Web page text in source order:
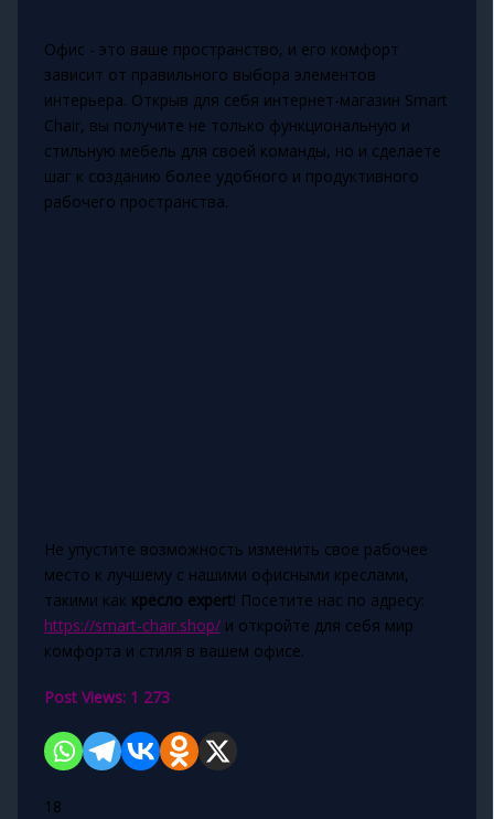
Офис - это ваше пространство, и его комфорт
зависит от правильного выбора элементов
интерьера. Открыв для себя интернет-магазин Smart
Chair, вы получите не только функциональную и
стильную мебель для своей команды, но и сделаете
шаг к созданию более удобного и продуктивного
рабочего пространства.
Не упустите возможность изменить свое рабочее
место к лучшему с нашими офисными креслами,
такими как кресло expert! Посетите нас по адресу:
https://smart-chair.shop/и откройте для себя мир
комфорта и стиля в вашем офисе.
Post Views: 1 273
18